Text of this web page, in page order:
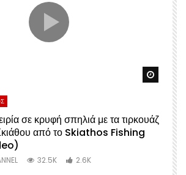
σε κρυφή σπηλιά με τα τιρκουάζ
από το Skiathos Fishing
32.5K 2.6K